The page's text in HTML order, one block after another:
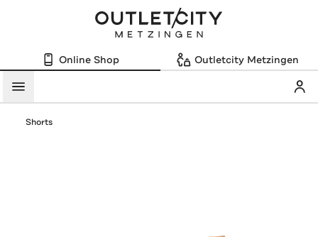
Online Shop Outletcity Metzingen
Menü
Shorts